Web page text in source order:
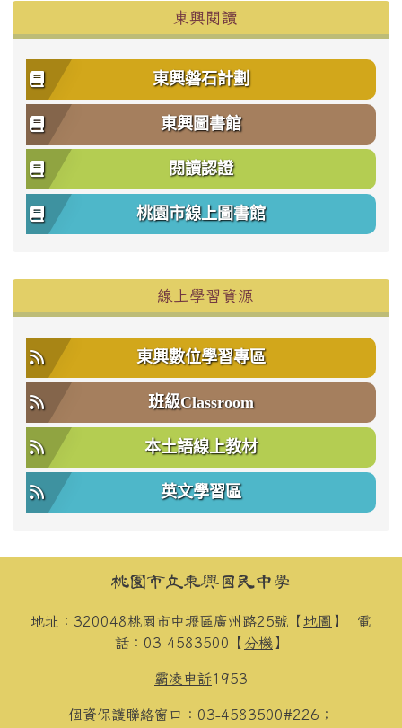
東興閱讀
東興磐石計劃
東興圖書館
閱讀認證
桃園市線上圖書館
線上學習資源
東興數位學習專區
班級Classroom
本土語線上教材
英文學習區
頁尾區域內容桃園市立東興國民中學
地址：320048桃園市中壢區廣州路25號【 地圖 】 電
話：03-4583500【 分機 】
霸凌申訴1953
個資保護聯絡窗口：03-4583500#226；